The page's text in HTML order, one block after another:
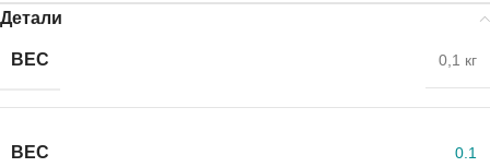
Детали
ВЕС 0,1 кг
ВЕС 0.1